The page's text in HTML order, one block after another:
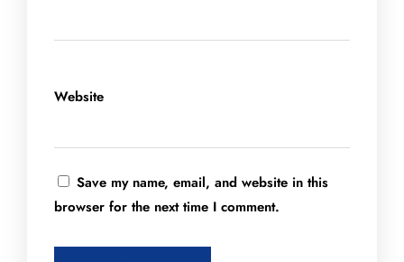
Website
Save my name, email, and website in this
browser for the next time I comment.